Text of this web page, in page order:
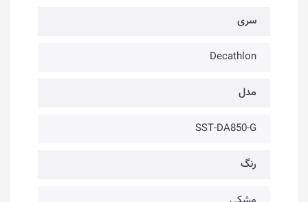
سری
Decathlon
مدل
SST-DA850-G
رنگ